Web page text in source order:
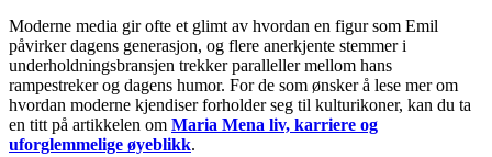
Moderne media gir ofte et glimt av hvordan en figur som Emil
påvirker dagens generasjon, og flere anerkjente stemmer i
underholdningsbransjen trekker paralleller mellom hans
rampestreker og dagens humor. For de som ønsker å lese mer om
hvordan moderne kjendiser forholder seg til kulturikoner, kan du ta
en titt på artikkelen om Maria Mena liv, karriere og
uforglemmelige øyeblikk.